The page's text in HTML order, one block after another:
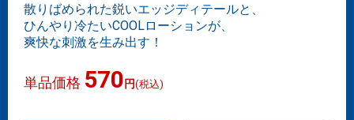
散りばめられた鋭いエッジディテールと、
ひんやり冷たいCOOLローションが、
爽快な刺激を生み出す！
単品価格 570 円(税込)